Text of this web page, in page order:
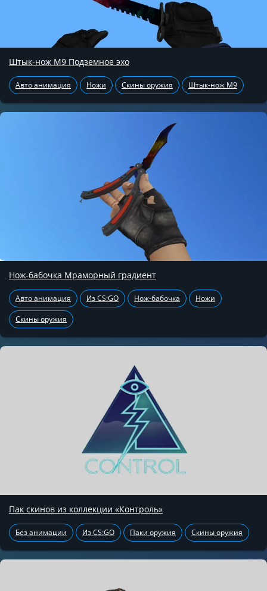
Штык-нож М9 Подземное эхо
Авто анимация Ножи Скины оружия Штык-нож М9
Нож-бабочка Мраморный градиент
Авто анимация Из CS:GO Нож-бабочка Ножи
Скины оружия
Пак скинов из коллекции «Контроль»
Без анимации Из CS:GO Паки оружия Скины оружия